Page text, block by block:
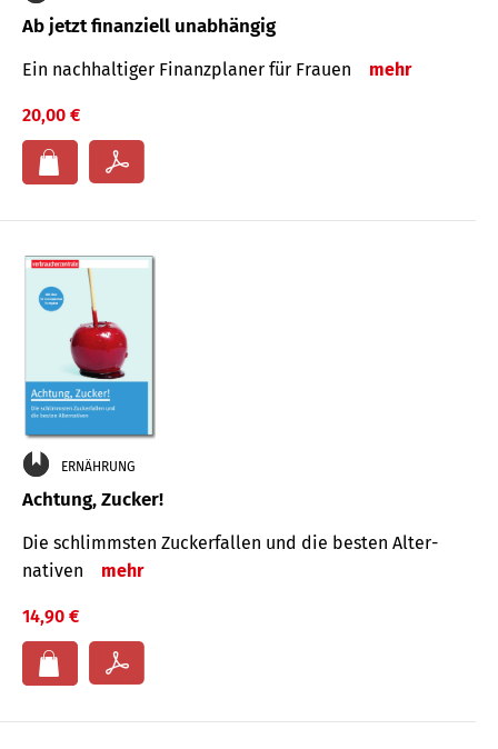
Ab jetzt finanziell unabhängig
Ein nachhaltiger Finanzplaner für Frauen mehr
20,00 €
ERNÄHRUNG
Achtung, Zucker!
Die schlimmsten Zucker­fallen und die besten Alter­
nativen
mehr
14,90 €